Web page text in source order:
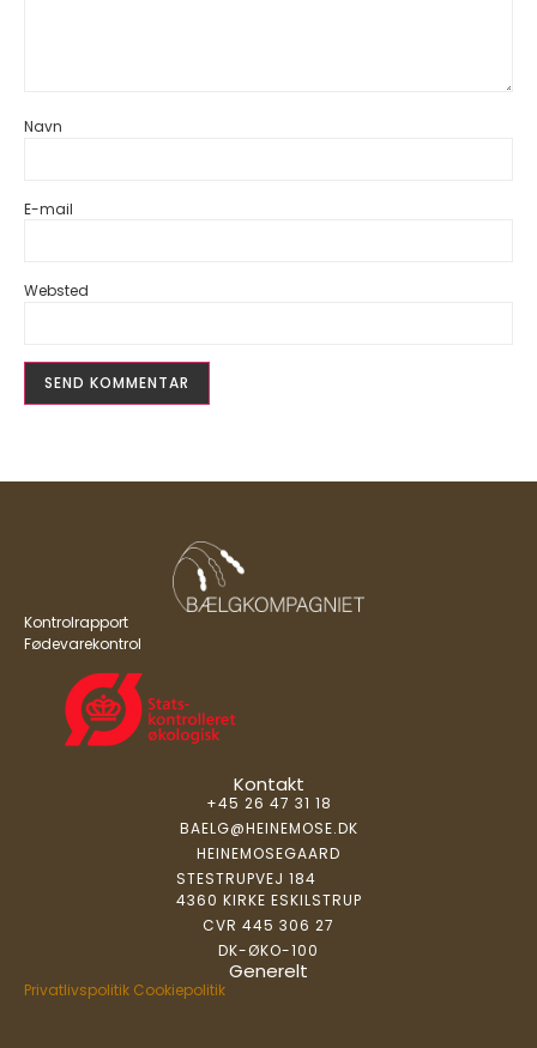
Navn
E-mail
Websted
Kontrolrapport
Fødevarekontrol
Kontakt
+45 26 47 31 18
BAELG@HEINEMOSE.DK
HEINEMOSEGAARD
STESTRUPVEJ 184
4360 KIRKE ESKILSTRUP
CVR 445 306 27
DK-ØKO-100
Generelt
Privatlivspolitik Cookiepolitik